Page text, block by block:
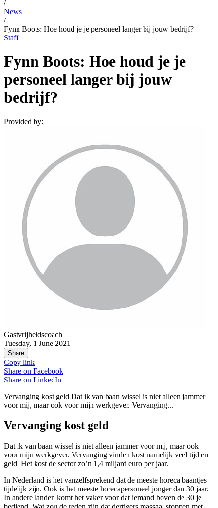
/
News
/
Fynn Boots: Hoe houd je je personeel langer bij jouw bedrijf?
Staff
Fynn Boots: Hoe houd je je
personeel langer bij jouw
bedrijf?
Provided by:
Gastvrijheidscoach
Tuesday, 1 June 2021
Share
Copy link
Share on Facebook
Share on LinkedIn
Vervanging kost geld Dat ik van baan wissel is niet alleen jammer
voor mij, maar ook voor mijn werkgever. Vervanging...
Vervanging kost geld
Dat ik van baan wissel is niet alleen jammer voor mij, maar ook
voor mijn werkgever. Vervanging vinden kost namelijk veel tijd en
geld. Het kost de sector zo’n 1,4 miljard euro per jaar.
In Nederland is het vanzelfsprekend dat de meeste horeca baantjes
tijdelijk zijn. Ook is het meeste horecapersoneel jonger dan 30 jaar.
In andere landen komt het vaker voor dat iemand boven de 30 je